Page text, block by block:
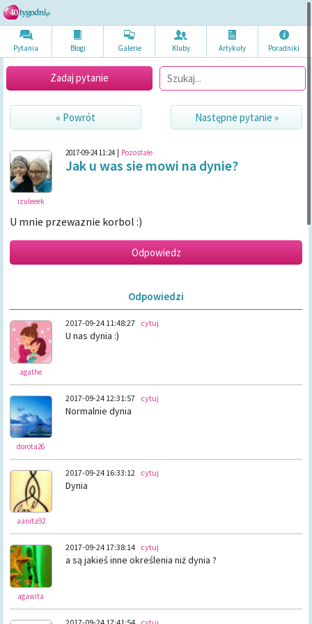
Pytania Blogi Galerie Kluby Artykuły Poradniki
Zadaj pytanie
« Powrót Następne pytanie »
izuleeek
2017-09-24 11:24 Pozostałe
Jak u was sie mowi na dynie?
U mnie przewaznie korbol :)
Odpowiedzi
agathe
2017-09-24 11:48:27 cytuj
U nas dynia :)
dorota26
2017-09-24 12:31:57 cytuj
Normalnie dynia
aanita92
2017-09-24 16:33:12 cytuj
Dynia
agawita
2017-09-24 17:38:14 cytuj
a są jakieś inne określenia niż dynia ?